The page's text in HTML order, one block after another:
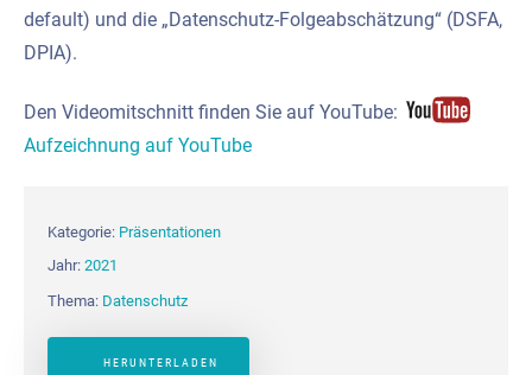
default) und die „Datenschutz-Folgeabschätzung“ (DSFA,
DPIA).
Den Videomitschnitt finden Sie auf YouTube:
Aufzeichnung auf YouTube
Kategorie: Präsentationen
Jahr: 2021
Thema: Datenschutz
HERUNTERLADEN